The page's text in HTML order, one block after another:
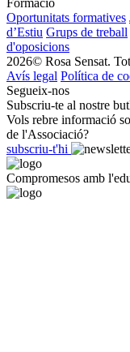
Formació
Oportunitats formatives
d’Estiu Grups de treball
d'oposicions
2026© Rosa Sensat.
Avís legal Política de
Segueix-nos
Subscriu-te al nostre
Vols rebre informació
de l'Associació?
subscriu-t'hi
Compromesos amb